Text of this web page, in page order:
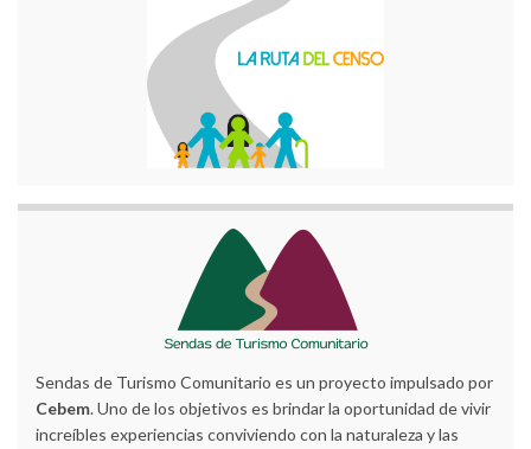
Sendas de Turismo Comunitario es un proyecto impulsado por
Cebem. Uno de los objetivos es brindar la oportunidad de vivir
increíbles experiencias conviviendo con la naturaleza y las